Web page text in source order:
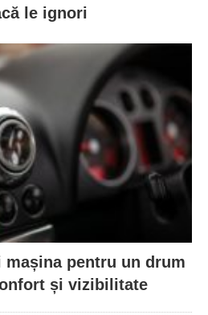
le ignori
pentru un drum
și vizibilitate